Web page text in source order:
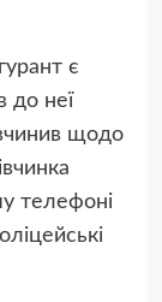
є
до неї
щодо
телефоні